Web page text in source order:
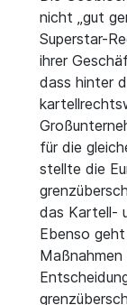
nicht „gut
Superstar-
ihrer
dass hinter
für die
stellte die
das Kartell-
Ebenso
Maßnahmen